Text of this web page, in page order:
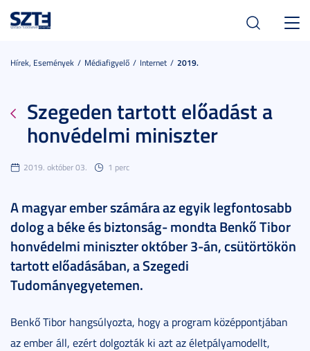
Hírek, Események Médiafigyelő Internet 2019.
Szegeden tartott előadást a
honvédelmi miniszter
2019. október 03. 1 perc
A magyar ember számára az egyik legfontosabb
dolog a béke és biztonság- mondta Benkő Tibor
honvédelmi miniszter október 3-án, csütörtökön
tartott előadásában, a Szegedi
Tudományegyetemen.
Benkő Tibor hangsúlyozta, hogy a program középpontjában
az ember áll, ezért dolgozták ki azt az életpályamodellt,